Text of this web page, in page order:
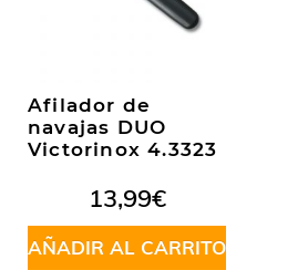
Afilador de
navajas DUO
Victorinox 4.3323
13,99€
AÑADIR AL CARRITO